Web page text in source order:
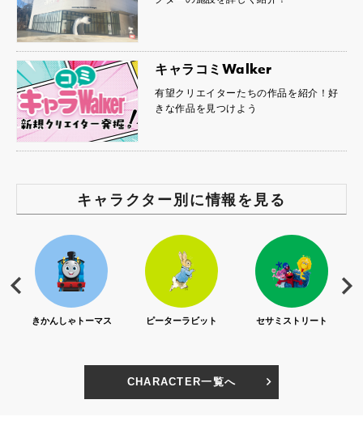
キャラコミWalker
有望クリエイターたちの作品を紹介！好
きな作品を見つけよう
キャラクター別に情報を見る
ピーターラビット セサミストリート リサとガスパール
CHARACTER一覧へ